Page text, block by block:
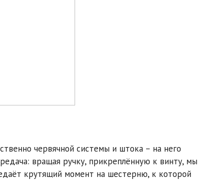
червячной системы и штока – на него
вращая ручку, прикреплённую к винту, мы
крутящий момент на шестерню, к которой